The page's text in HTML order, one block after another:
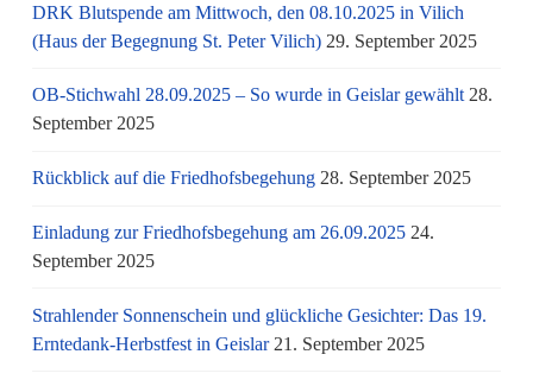
DRK Blutspende am Mittwoch, den 08.10.2025 in Vilich
(Haus der Begegnung St. Peter Vilich) 29. September 2025
OB-Stichwahl 28.09.2025 – So wurde in Geislar gewählt 28.
September 2025
Rückblick auf die Friedhofsbegehung 28. September 2025
Einladung zur Friedhofsbegehung am 26.09.2025 24.
September 2025
Strahlender Sonnenschein und glückliche Gesichter: Das 19.
Erntedank-Herbstfest in Geislar 21. September 2025